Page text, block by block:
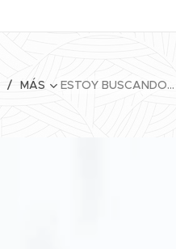
MÁS